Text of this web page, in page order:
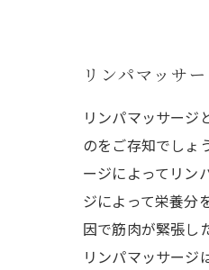
リンパマッサ
リンパマッサージ
のをご存知でしょ
ージによってリン
ジによって栄養分
因で筋肉が緊張し
リンパマッサージ